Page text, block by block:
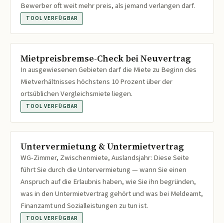
Bewerber oft weit mehr preis, als jemand verlangen darf.
TOOL VERFÜGBAR
Mietpreisbremse-Check bei Neuvertrag
In ausgewiesenen Gebieten darf die Miete zu Beginn des
Mietverhältnisses höchstens 10 Prozent über der
ortsüblichen Vergleichsmiete liegen.
TOOL VERFÜGBAR
Untervermietung & Untermietvertrag
WG-Zimmer, Zwischenmiete, Auslandsjahr: Diese Seite
führt Sie durch die Untervermietung — wann Sie einen
Anspruch auf die Erlaubnis haben, wie Sie ihn begründen,
was in den Untermietvertrag gehört und was bei Meldeamt,
Finanzamt und Sozialleistungen zu tun ist.
TOOL VERFÜGBAR